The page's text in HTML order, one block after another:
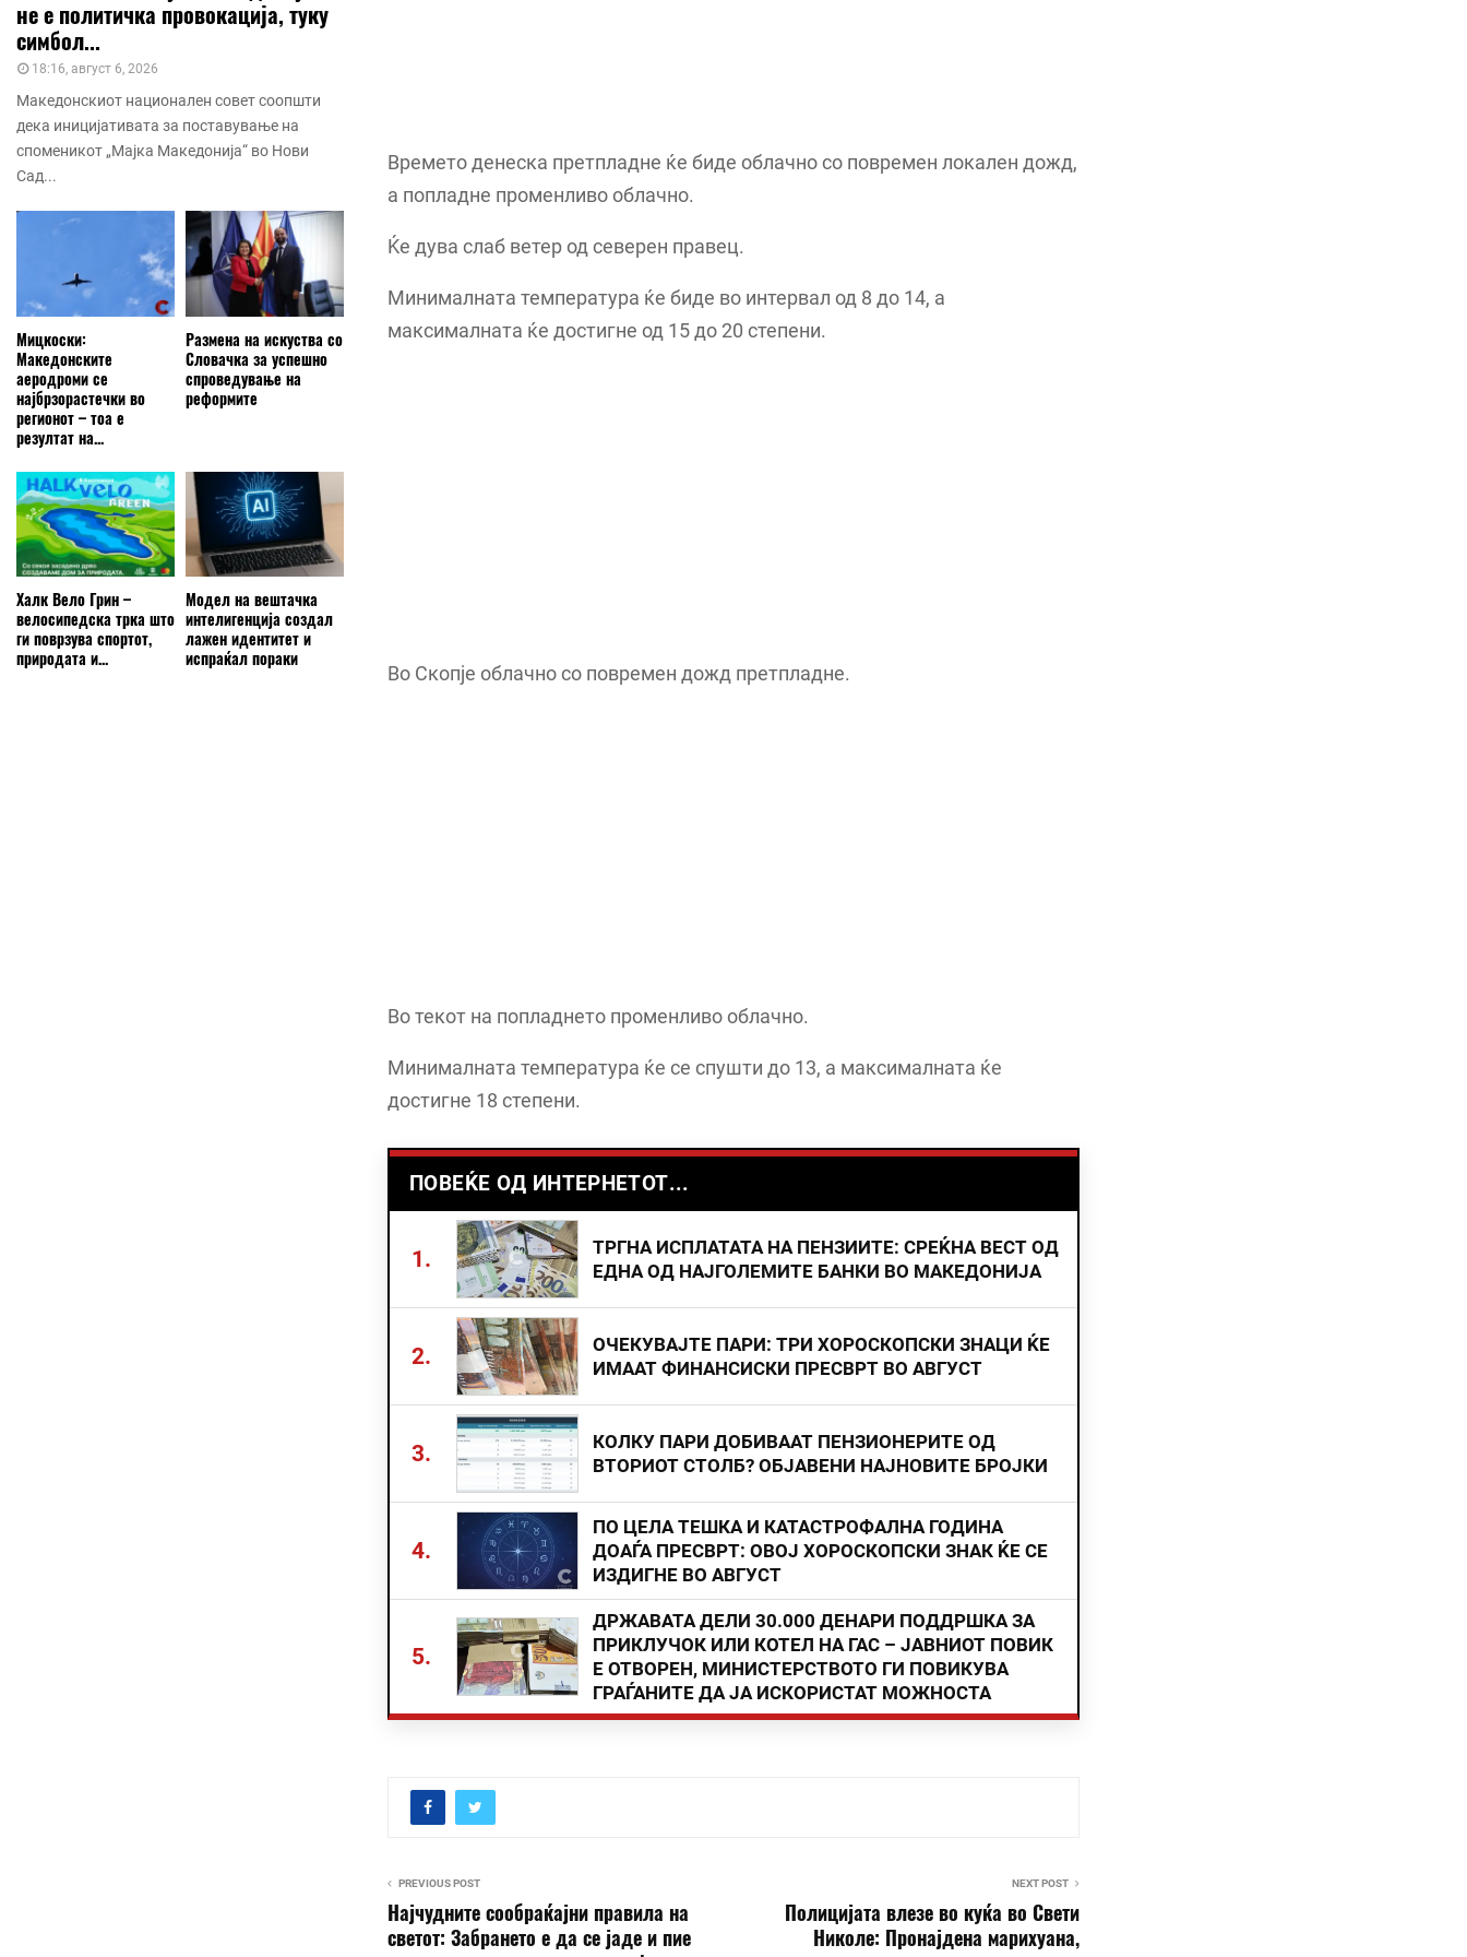
Времето денеска претпладне ќе биде облачно со повремен локален дожд,
а попладне променливо облачно.
Ќе дува слаб ветер од северен правец.
Минималната температура ќе биде во интервал од 8 до 14, а
максималната ќе достигне од 15 до 20 степени.
Во Скопје облачно со повремен дожд претпладне.
Во текот на попладнето променливо облачно.
Минималната температура ќе се спушти до 13, а максималната ќе
достигне 18 степени.
ПОВЕЌЕ ОД ИНТЕРНЕТОТ...
1.
ТРГНА ИСПЛАТАТА НА ПЕНЗИИТЕ: СРЕЌНА ВЕСТ ОД
ЕДНА ОД НАЈГОЛЕМИТЕ БАНКИ ВО МАКЕДОНИЈА
2.
ОЧЕКУВАЈТЕ ПАРИ: ТРИ ХОРОСКОПСКИ ЗНАЦИ ЌЕ
ИМААТ ФИНАНСИСКИ ПРЕСВРТ ВО АВГУСТ
3.
КОЛКУ ПАРИ ДОБИВААТ ПЕНЗИОНЕРИТЕ ОД
ВТОРИОТ СТОЛБ? ОБЈАВЕНИ НАЈНОВИТЕ БРОЈКИ
4.
ПО ЦЕЛА ТЕШКА И КАТАСТРОФАЛНА ГОДИНА
ДОАЃА ПРЕСВРТ: ОВОЈ ХОРОСКОПСКИ ЗНАК ЌЕ СЕ
ИЗДИГНЕ ВО АВГУСТ
5.
ДРЖАВАТА ДЕЛИ 30.000 ДЕНАРИ ПОДДРШКА ЗА
ПРИКЛУЧОК ИЛИ КОТЕЛ НА ГАС – ЈАВНИОТ ПОВИК
Е ОТВОРЕН, МИНИСТЕРСТВОТО ГИ ПОВИКУВА
ГРАЃАНИТЕ ДА ЈА ИСКОРИСТАТ МОЖНОСТА
PREVIOUS POST
Најчудните сообраќајни правила на
светот: Забрането е да се јаде и пие
NEXT POST
Полицијата влезе во куќа во Свети
Николе: Пронајдена марихуана,
не е политичка провокација, туку
симбол...
18:16, август 6, 2026
Македонскиот национален совет соопшти
дека иницијативата за поставување на
споменикот „Мајка Македонија“ во Нови
Сад...
Мицкоски:
Македонските
аеродроми се
најбрзорастечки во
регионот – тоа е
резултат на...
Размена на искуства со
Словачка за успешно
спроведување на
реформите
Халк Вело Грин –
велосипедска трка што
ги поврзува спортот,
природата и...
Модел на вештачка
интелигенција создал
лажен идентитет и
испраќал пораки